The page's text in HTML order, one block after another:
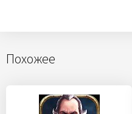
Похожее